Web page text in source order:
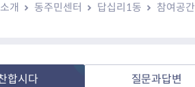
대형폐기물신청
청년 행정체험단 신청
안내
행정정보 사전공표
결재문서 공개
업무추진비 공개
청사안내
DDM 청년창업센터
관련링크
청년정책 문자알림서비스
개 동주민센터 답십리1동 참여공간
합시다 질문과답변